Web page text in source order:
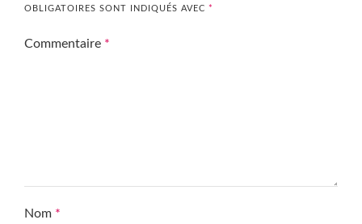
OBLIGATOIRES SONT INDIQUÉS AVEC *
Commentaire *
Nom *